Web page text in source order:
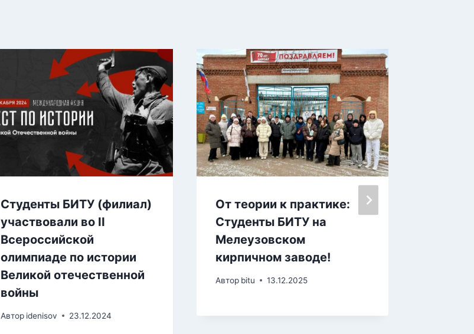
Студенты БИТУ (филиал)
участвовали во II
Всероссийской
олимпиаде по истории
Великой отечественной
войны
Автор idenisov 23.12.2024
От теории к практике:
Студенты БИТУ на
Мелеузовском
кирпичном заводе!
Автор bitu 13.12.2025